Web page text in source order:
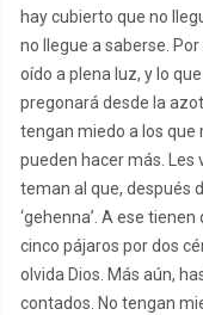
hay cubierto que no
no llegue a saberse.
oído a plena luz, y lo
pregonará desde la
tengan miedo a los que
pueden hacer más. Les
teman al que, después
‘gehenna’. A ese
cinco pájaros por dos
olvida Dios. Más aún,
contados. No tengan